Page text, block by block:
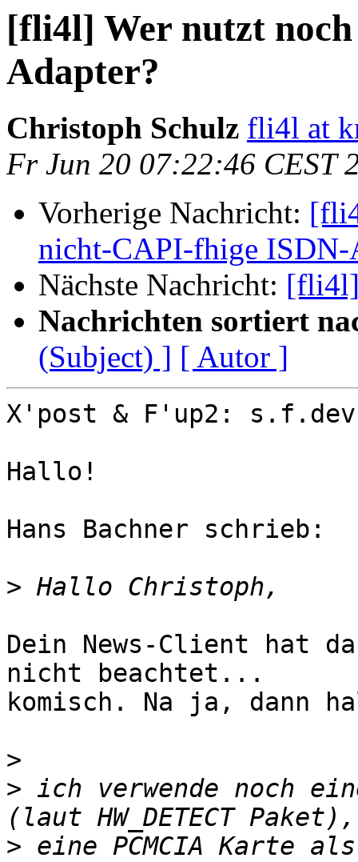
[fli4l] Wer nutzt
Adapter?
Christoph Schulz fli4l at
Fr Jun 20 07:22:46 CEST
Vorherige Nachricht:
nicht-CAPI-fhige ISDN-
Nächste Nachricht:
Nachrichten sortiert
(Subject) ] [ Autor ]
X'post & F'up2: s.f.dev
Hallo!
Hans Bachner schrieb:
>
Dein News-Client hat
nicht beachtet...
komisch. Na ja, dann
>
> ich verwende noch
> eine PCMCIA Karte